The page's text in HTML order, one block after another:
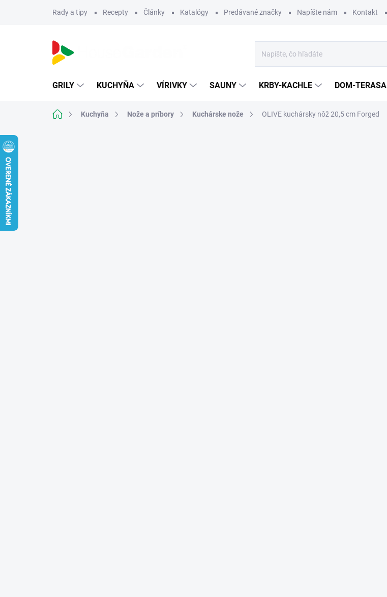
Rady a tipy Recepty Články Katalógy Predávané značky Napíšte nám Kontakt
GRILY KUCHYŇA VÍRIVKY SAUNY KRBY-KACHLE DOM-TERASA
DomovKuchyňa Nože a príbory Kuchárske nože OLIVE kuchársky nôž 20,5 cm Forged